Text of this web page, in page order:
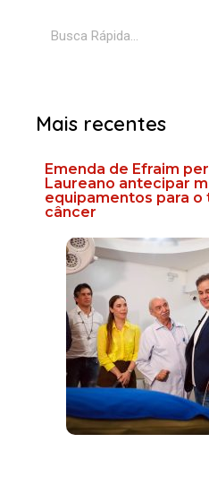
Mais recentes
Emenda de Efraim
Laureano antecipar
equipamentos para
câncer